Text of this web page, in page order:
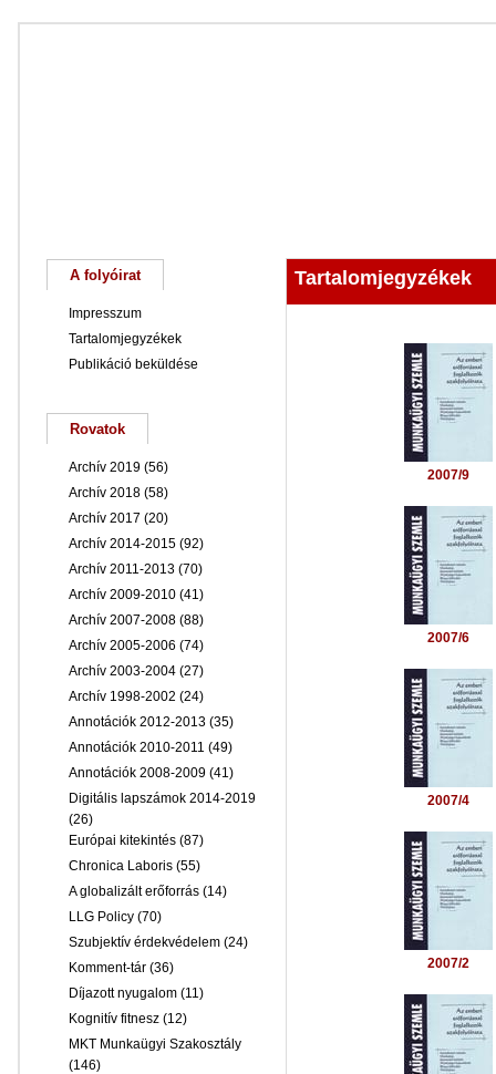
Tartalomjegyzékek
2007/9
2007/6
2007/4
2007/2
A folyóirat
Impresszum
Tartalomjegyzékek
Publikáció beküldése
Rovatok
Archív 2019 (56)
Archív 2018 (58)
Archív 2017 (20)
Archív 2014-2015 (92)
Archív 2011-2013 (70)
Archív 2009-2010 (41)
Archív 2007-2008 (88)
Archív 2005-2006 (74)
Archív 2003-2004 (27)
Archív 1998-2002 (24)
Annotációk 2012-2013 (35)
Annotációk 2010-2011 (49)
Annotációk 2008-2009 (41)
Digitális lapszámok 2014-2019
(26)
Európai kitekintés (87)
Chronica Laboris (55)
A globalizált erőforrás (14)
LLG Policy (70)
Szubjektív érdekvédelem (24)
Komment-tár (36)
Díjazott nyugalom (11)
Kognitív fitnesz (12)
MKT Munkaügyi Szakosztály
(146)